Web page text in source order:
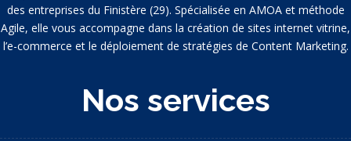
des entreprises du Finistère (29). Spécialisée en AMOA et méthode
Agile, elle vous accompagne dans la création de sites internet vitrine,
l’e-commerce et le déploiement de stratégies de Content Marketing.
Nos services